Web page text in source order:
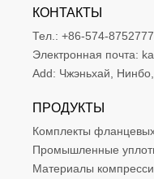
КОНТАКТЫ
Тел.: +86-574-
Электронная почта:
Add: Чжэньхай,
ПРОДУКТЫ
Комплекты
Промышленные
Материалы